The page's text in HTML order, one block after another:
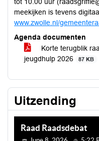
meekijken is tevens
www.zwolle.nl/
Agenda documenten
Korte terugblik
jeugdhulp 2026
87 KB
Uitzending